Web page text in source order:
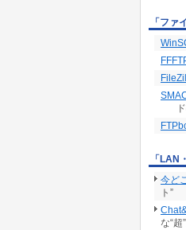
「ファ
「LAN
今ど
ト”
な“